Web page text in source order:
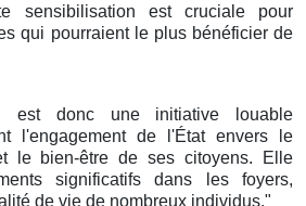
sensibilisation est cruciale pour
qui pourraient le plus bénéficier de
est donc une initiative louable
l'engagement de l'État envers le
le bien-être de ses citoyens. Elle
significatifs dans les foyers,
de vie de nombreux individus."